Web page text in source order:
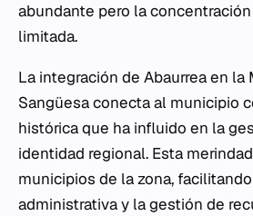
abundante pero la
limitada.
La integración de Abaurrea en la
Sangüesa conecta al municipio
histórica que ha influido en la
identidad regional. Esta
municipios de la zona,
administrativa y la gestión de